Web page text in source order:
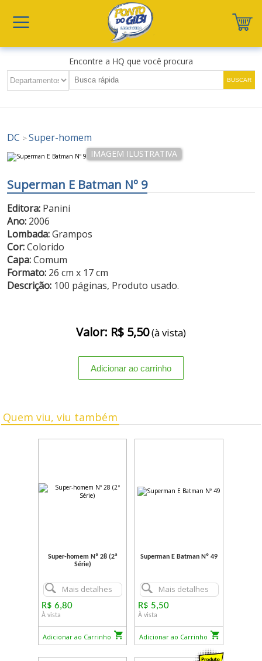
Encontre a HQ que você procura
DC >Super-homem
Superman E Batman Nº 9
Editora: Panini
Ano: 2006
Lombada:Grampos
Cor:Colorido
Capa:Comum
Formato: 26 cm x 17 cm
Descrição: 100 páginas, Produto usado.
Valor: R$ 5,50(à vista)
Quem viu, viu também
Super-homem Nº 28 (2ª
Série)
Mais detalhes
R$ 6,80
À vista
Adicionar ao Carrinho
Superman E Batman Nº 49
Mais detalhes
R$ 5,50
À vista
Adicionar ao Carrinho